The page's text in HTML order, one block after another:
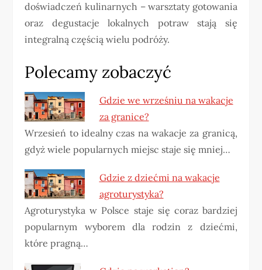
doświadczeń kulinarnych – warsztaty gotowania
oraz degustacje lokalnych potraw stają się
integralną częścią wielu podróży.
Polecamy zobaczyć
Gdzie we wrześniu na wakacje
za granice?
Wrzesień to idealny czas na wakacje za granicą,
gdyż wiele popularnych miejsc staje się mniej…
Gdzie z dziećmi na wakacje
agroturystyka?
Agroturystyka w Polsce staje się coraz bardziej
popularnym wyborem dla rodzin z dziećmi,
które pragną…